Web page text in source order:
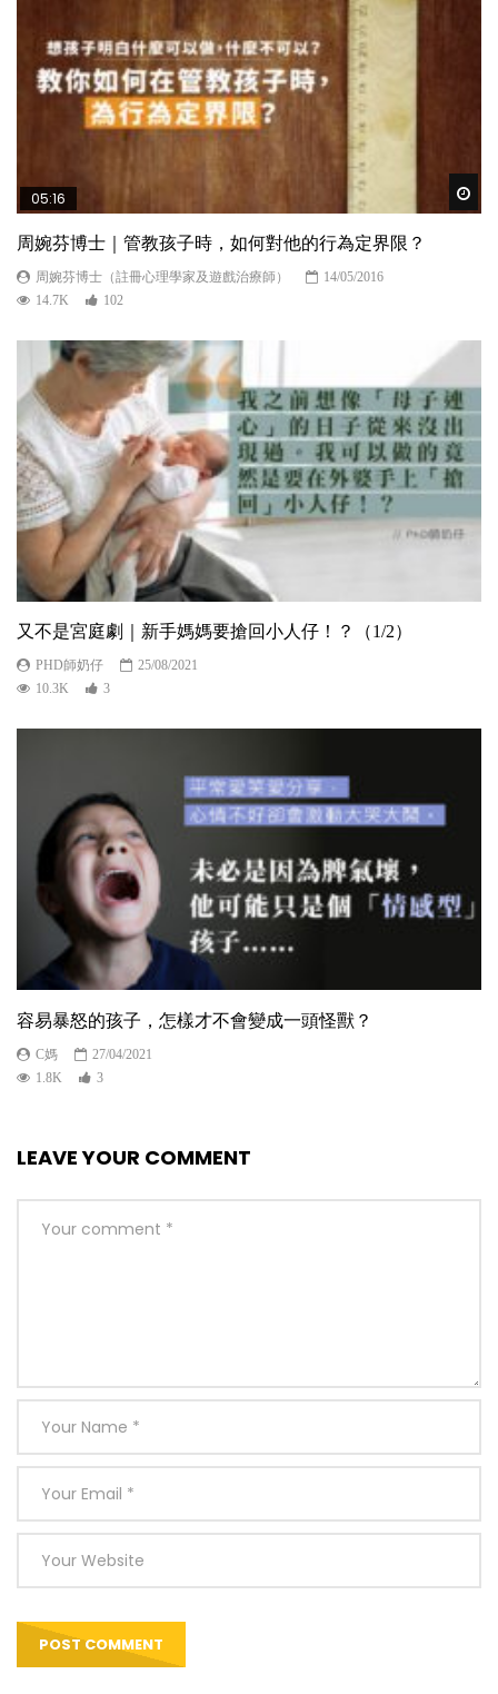
05:16
周婉芬博士｜管教孩子時，如何對他的行為定界限？
周婉芬博士（註冊心理學家及遊戲治療師）
14/05/2016
14.7K
102
又不是宮庭劇｜新手媽媽要搶回小人仔！？（1/2）
PHD師奶仔
25/08/2021
10.3K
3
容易暴怒的孩子，怎樣才不會變成一頭怪獸？
C媽
27/04/2021
1.8K
3
LEAVE YOUR COMMENT